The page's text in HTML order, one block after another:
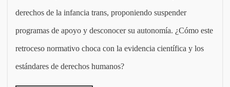
derechos de la infancia trans, proponiendo suspender
programas de apoyo y desconocer su autonomía. ¿Cómo este
retroceso normativo choca con la evidencia científica y los
estándares de derechos humanos?